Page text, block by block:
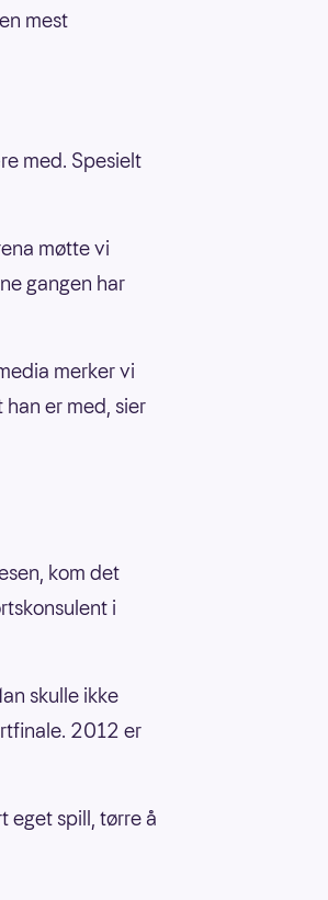
mest
med. Spesielt
møtte vi
gangen har
merker vi
er med, sier
kom det
i
skulle ikke
2012 er
eget spill, tørre å